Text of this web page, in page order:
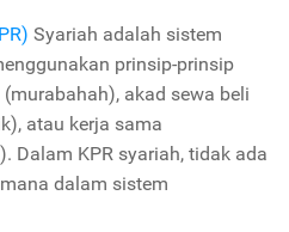
Syariah adalah sistem
prinsip-prinsip
akad sewa beli
atau kerja sama
Dalam KPR syariah, tidak ada
dalam sistem